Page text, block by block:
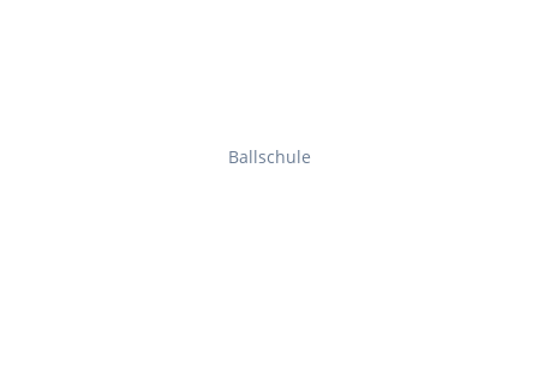
Ballschule